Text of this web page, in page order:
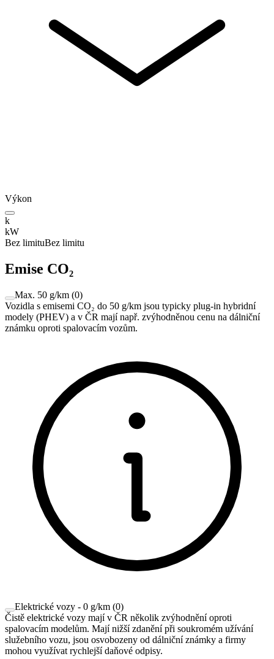
Výkon
k
kW
Bez limituBez limitu
Emise CO₂
Max. 50 g/km (0)
Vozidla s emisemi CO₂ do 50 g/km jsou typicky plug-in hybridní
modely (PHEV) a v ČR mají např. zvýhodněnou cenu na dálniční
známku oproti spalovacím vozům.
Elektrické vozy - 0 g/km (0)
Čistě elektrické vozy mají v ČR několik zvýhodnění oproti
spalovacím modelům. Mají nižší zdanění při soukromém užívání
služebního vozu, jsou osvobozeny od dálniční známky a firmy
mohou využívat rychlejší daňové odpisy.